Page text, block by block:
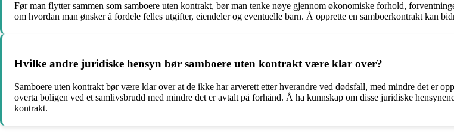
Før man flytter sammen som samboere uten kontrakt, bør man tenke nøye gjennom økonomiske forhold,
om hvordan man ønsker å fordele felles utgifter, eiendeler og eventuelle barn. Å opprette en samboerkontrakt kan
Hvilke andre juridiske hensyn bør samboere uten kontrakt være klar over?
Samboere uten kontrakt bør være klar over at de ikke har arverett etter hverandre ved dødsfall, med mindre det er
overta boligen ved et samlivsbrudd med mindre det er avtalt på forhånd. Å ha kunnskap om disse juridiske
kontrakt.